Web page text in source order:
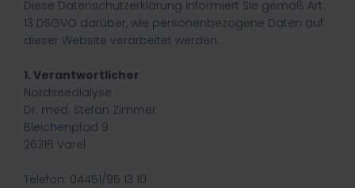
Diese Datenschutzerklärung informiert Sie gemäß Art.
13 DSGVO darüber, wie personenbezogene Daten auf
dieser Website verarbeitet werden.
1. Verantwortlicher
Nordseedialyse
Dr. med. Stefan Zimmer
Bleichenpfad 9
26316 Varel
Telefon: 04451/95 13 10